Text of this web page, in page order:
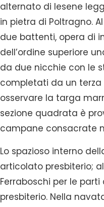
alternato di lesene
in pietra di Poltragno.
due battenti, opera di
dell’ordine superiore
da due nicchie con le
completati da un
osservare la targa
sezione quadrata è
campane consacrate
Lo spazioso interno
articolato presbiterio;
Ferraboschi per le
presbiterio. Nella